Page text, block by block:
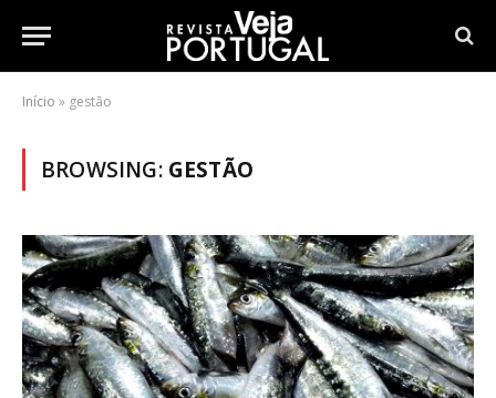
Início » gestão
BROWSING: GESTÃO